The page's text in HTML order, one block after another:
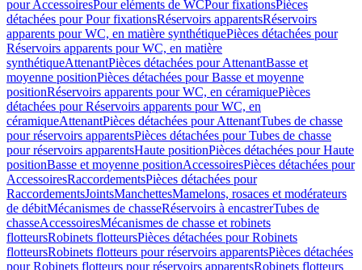
pour AccessoiresPour eléments de WCPour fixationsPièces
détachées pour Pour fixationsRéservoirs apparentsRéservoirs
apparents pour WC, en matière synthétiquePièces détachées pour
Réservoirs apparents pour WC, en matière
synthétiqueAttenantPièces détachées pour AttenantBasse et
moyenne positionPièces détachées pour Basse et moyenne
positionRéservoirs apparents pour WC, en céramiquePièces
détachées pour Réservoirs apparents pour WC, en
céramiqueAttenantPièces détachées pour AttenantTubes de chasse
pour réservoirs apparentsPièces détachées pour Tubes de chasse
pour réservoirs apparentsHaute positionPièces détachées pour Haute
positionBasse et moyenne positionAccessoiresPièces détachées pour
AccessoiresRaccordementsPièces détachées pour
RaccordementsJointsManchettesMamelons, rosaces et modérateurs
de débitMécanismes de chasseRéservoirs à encastrerTubes de
chasseAccessoiresMécanismes de chasse et robinets
flotteursRobinets flotteursPièces détachées pour Robinets
flotteursRobinets flotteurs pour réservoirs apparentsPièces détachées
pour Robinets flotteurs pour réservoirs apparentsRobinets flotteurs